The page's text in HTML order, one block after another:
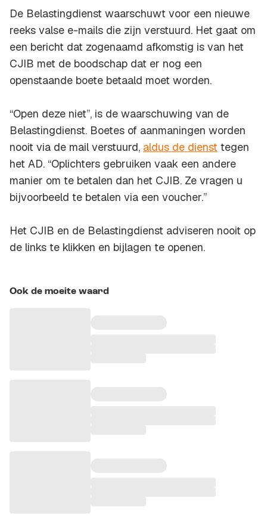
De Belastingdienst waarschuwt voor een nieuwe
reeks valse e-mails die zijn verstuurd. Het gaat om
een bericht dat zogenaamd afkomstig is van het
CJIB met de boodschap dat er nog een
openstaande boete betaald moet worden.
“Open deze niet”, is de waarschuwing van de
Belastingdienst. Boetes of aanmaningen worden
nooit via de mail verstuurd, aldus de dienst tegen
het AD. “Oplichters gebruiken vaak een andere
manier om te betalen dan het CJIB. Ze vragen u
bijvoorbeeld te betalen via een voucher.”
Het CJIB en de Belastingdienst adviseren nooit op
de links te klikken en bijlagen te openen.
Ook de moeite waard